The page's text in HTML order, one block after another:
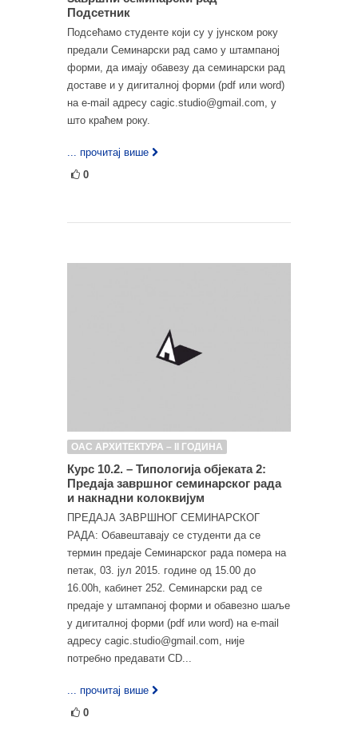
Подсетник
Подсећамо студенте који су у јунском року
предали Семинарски рад само у штампаној
форми, да имају обавезу да семинарски рад
доставе и у дигиталној форми (pdf или word)
на e-mail адресу cagic.studio@gmail.com, у
што краћем року.
... прочитај више
0
ОАС АРХИТЕКТУРА – II ГОДИНА
Курс 10.2. – Типологија објеката 2:
Предаја завршног семинарског рада
и накнадни колоквијум
ПРЕДАЈА ЗАВРШНОГ СЕМИНАРСКОГ
РАДА: Обавештавају се студенти да се
термин предаје Семинарског рада помера на
петак, 03. јул 2015. године од 15.00 до
16.00h, кабинет 252. Семинарски рад се
предаје у штампаној форми и обавезно шаље
у дигиталној форми (pdf или word) на e-mail
адресу cagic.studio@gmail.com, није
потребно предавати CD...
... прочитај више
0